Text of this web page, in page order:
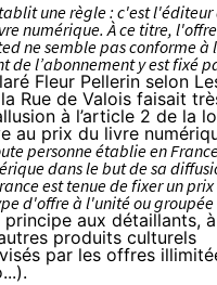
une règle : c'est
numérique. À ce titre,
ne semble pas conforme à
de l’abonnement y est fixé
Fleur Pellerin selon
Rue de Valois faisait
à l’article 2 de la
au prix du livre
personne établie en
dans le but de sa
est tenue de fixer un
d'offre à l'unité ou groupée
principe aux détaillants,
produits culturels
par les offres